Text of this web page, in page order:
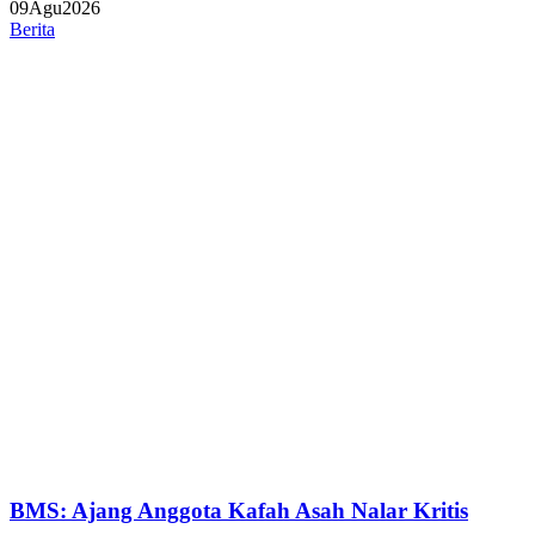
09Agu2026
Berita
BMS: Ajang Anggota Kafah Asah Nalar Kritis